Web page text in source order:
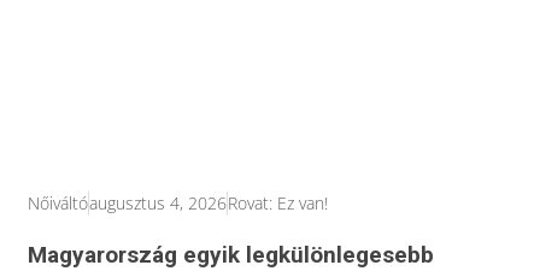
Nőiváltóaugusztus 4, 2026Rovat: Ez van!
Magyarország egyik legkülönlegesebb